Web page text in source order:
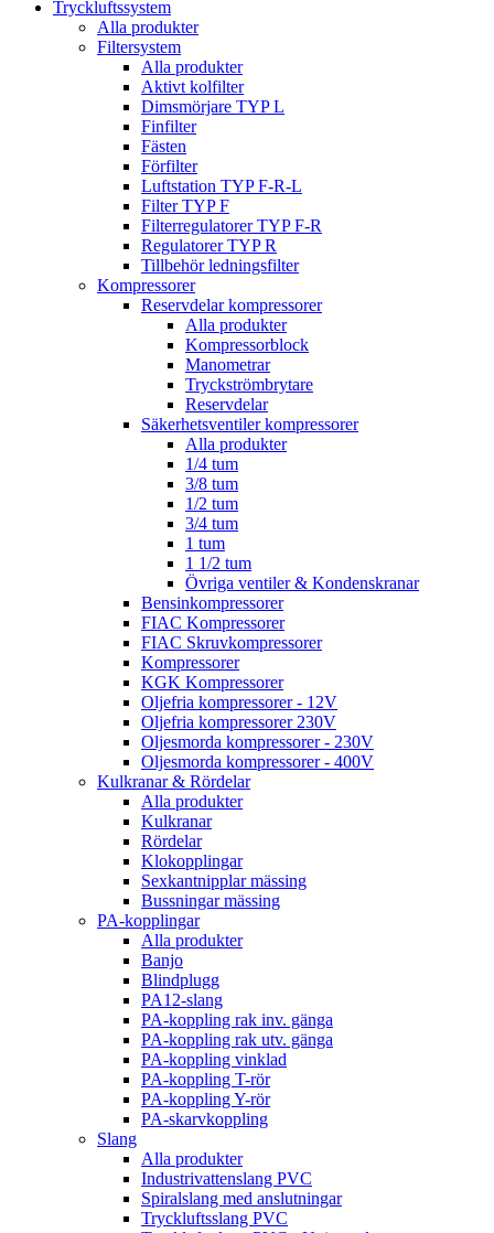
Tryckluftssystem
Alla produkter
Filtersystem
Alla produkter
Aktivt kolfilter
Dimsmörjare TYP L
Finfilter
Fästen
Förfilter
Luftstation TYP F-R-L
Filter TYP F
Filterregulatorer TYP F-R
Regulatorer TYP R
Tillbehör ledningsfilter
Kompressorer
Reservdelar kompressorer
Alla produkter
Kompressorblock
Manometrar
Tryckströmbrytare
Reservdelar
Säkerhetsventiler kompressorer
Alla produkter
1/4 tum
3/8 tum
1/2 tum
3/4 tum
1 tum
1 1/2 tum
Övriga ventiler & Kondenskranar
Bensinkompressorer
FIAC Kompressorer
FIAC Skruvkompressorer
Kompressorer
KGK Kompressorer
Oljefria kompressorer - 12V
Oljefria kompressorer 230V
Oljesmorda kompressorer - 230V
Oljesmorda kompressorer - 400V
Kulkranar & Rördelar
Alla produkter
Kulkranar
Rördelar
Klokopplingar
Sexkantnipplar mässing
Bussningar mässing
PA-kopplingar
Alla produkter
Banjo
Blindplugg
PA12-slang
PA-koppling rak inv. gänga
PA-koppling rak utv. gänga
PA-koppling vinklad
PA-koppling T-rör
PA-koppling Y-rör
PA-skarvkoppling
Slang
Alla produkter
Industrivattenslang PVC
Spiralslang med anslutningar
Tryckluftsslang PVC